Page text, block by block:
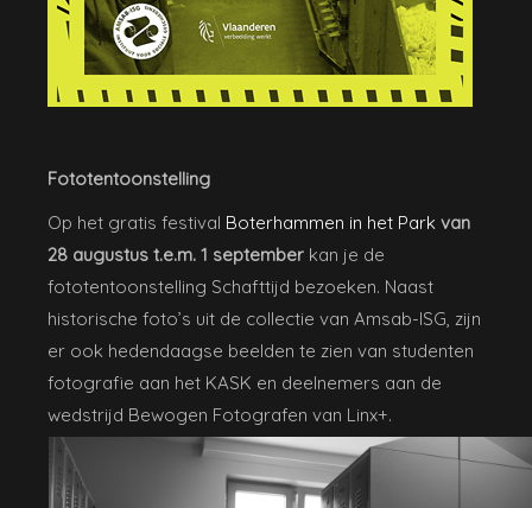
Fototentoonstelling
Op het gratis festival Boterhammen in het Park van
28 augustus t.e.m. 1 september kan je de
fototentoonstelling Schafttijd bezoeken. Naast
historische foto’s uit de collectie van Amsab-ISG, zijn
er ook hedendaagse beelden te zien van studenten
fotografie aan het KASK en deelnemers aan de
wedstrijd Bewogen Fotografen van Linx+.